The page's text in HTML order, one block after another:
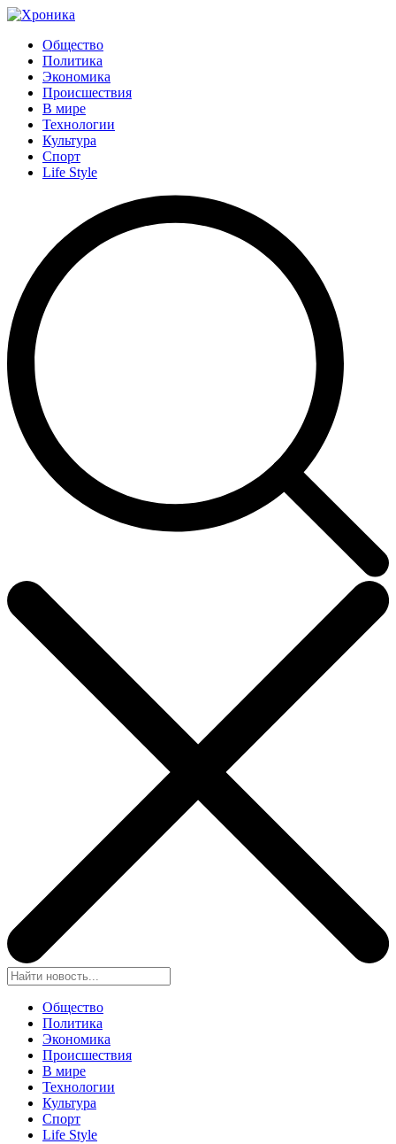
Общество
Политика
Экономика
Происшествия
В мире
Технологии
Культура
Спорт
Life Style
Общество
Политика
Экономика
Происшествия
В мире
Технологии
Культура
Спорт
Life Style